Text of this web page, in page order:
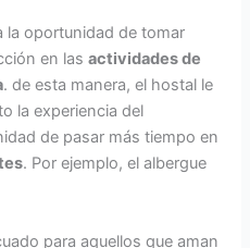
la oportunidad de tomar
en las actividades de
. de esta manera, el hostal le
la experiencia del
de pasar más tiempo en
. Por ejemplo, el albergue
para aquellos que aman